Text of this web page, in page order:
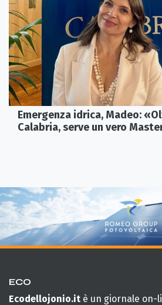
Emergenza idrica, Madeo:
Calabria, serve un vero
ECO
Ecodellojonio.it è un giornale on-